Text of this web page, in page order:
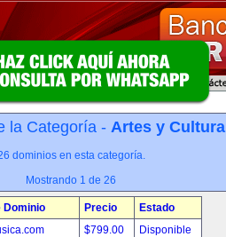
la Categoría - Artes y Cultura
dominios en esta categoría.
Mostrando 1 de 26
Dominio Precio
Estado
$799.00
Disponible